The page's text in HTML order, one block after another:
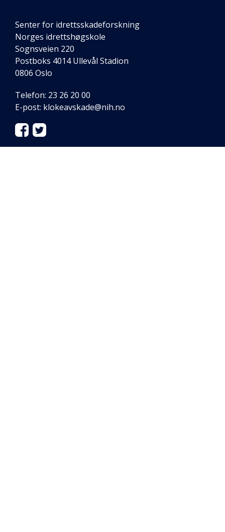
Senter for idrettsskadeforskning
Norges idrettshøgskole
Sognsveien 220
Postboks 4014 Ullevål Stadion
0806 Oslo
Telefon: 23 26 20 00
E-post: klokeavskade@nih.no